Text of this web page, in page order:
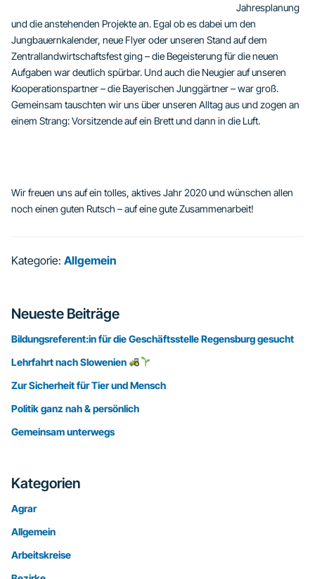
Jahresplanung
und die anstehenden Projekte an. Egal ob es dabei um den
Jungbauernkalender, neue Flyer oder unseren Stand auf dem
Zentrallandwirtschaftsfest ging – die Begeisterung für die neuen
Aufgaben war deutlich spürbar. Und auch die Neugier auf unseren
Kooperationspartner – die Bayerischen Junggärtner – war groß.
Gemeinsam tauschten wir uns über unseren Alltag aus und zogen an
einem Strang: Vorsitzende auf ein Brett und dann in die Luft.
Wir freuen uns auf ein tolles, aktives Jahr 2020 und wünschen allen
noch einen guten Rutsch – auf eine gute Zusammenarbeit!
Kategorie: Allgemein
Seitenspalte
Neueste Beiträge
Bildungsreferent:in für die Geschäftsstelle Regensburg gesucht
Lehrfahrt nach Slowenien
Zur Sicherheit für Tier und Mensch
Politik ganz nah & persönlich
Gemeinsam unterwegs
Kategorien
Agrar
Allgemein
Arbeitskreise